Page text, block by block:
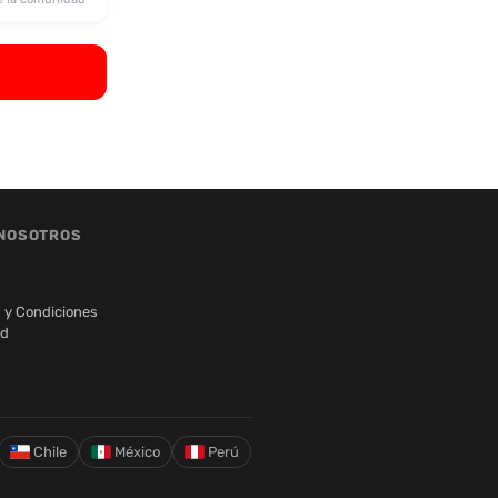
y Condiciones
Chile México Perú